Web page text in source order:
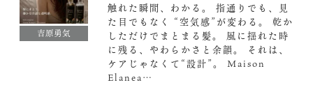
吉原勇気
触れた瞬間、わかる。 指通りでも、見
た目でもなく “空気感”が変わる。 乾か
しただけでまとまる髪。 風に揺れた時
に残る、やわらかさと余韻。 それは、
ケアじゃなくて“設計”。 Maison
Elanea…